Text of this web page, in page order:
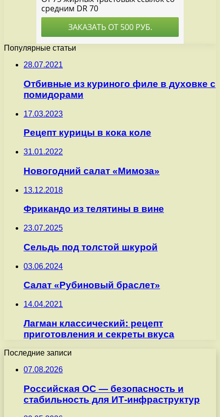
Популярные статьи
28.07.2021
Отбивные из куриного филе в духовке с
помидорами
17.03.2023
Рецепт курицы в кока коле
31.01.2022
Новогодний салат «Мимоза»
13.12.2018
Фрикандо из телятины в вине
23.07.2025
Сельдь под толстой шкурой
03.06.2024
Салат «Рубиновый браслет»
14.04.2021
Лагман классический: рецепт
приготовления и секреты вкуса
Последние записи
07.08.2026
Российская ОС — безопасность и
стабильность для ИТ-инфраструктур